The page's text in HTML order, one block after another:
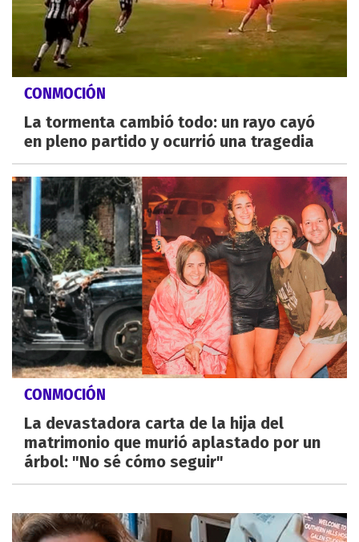
CONMOCIÓN
La tormenta cambió todo: un rayo cayó
en pleno partido y ocurrió una tragedia
CONMOCIÓN
La devastadora carta de la hija del
matrimonio que murió aplastado por un
árbol: "No sé cómo seguir"